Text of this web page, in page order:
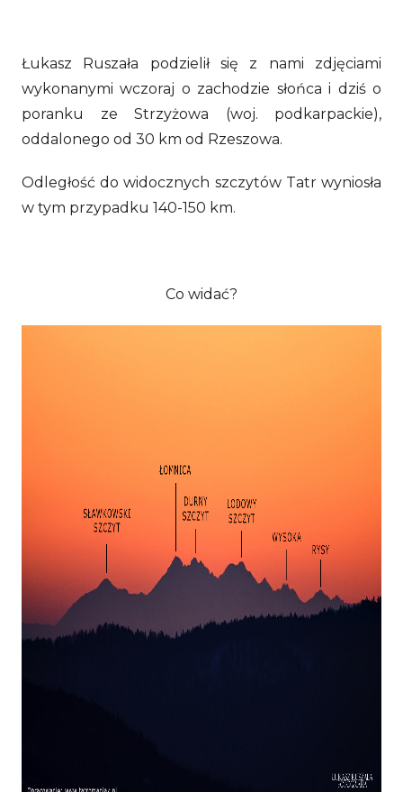
Łukasz Ruszała podzielił się z nami zdjęciami
wykonanymi wczoraj o zachodzie słońca i dziś o
poranku ze Strzyżowa (woj. podkarpackie),
oddalonego od 30 km od Rzeszowa.
Odległość do widocznych szczytów Tatr wyniosła
w tym przypadku 140-150 km.
Co widać?